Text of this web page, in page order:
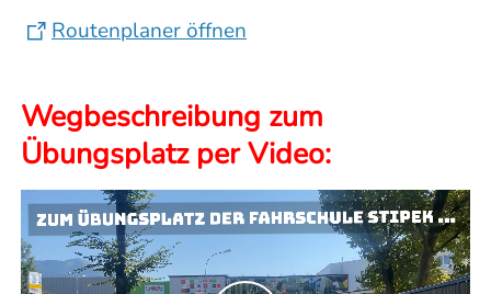
Routenplaner öffnen
Wegbeschreibung zum
Übungsplatz per Video: